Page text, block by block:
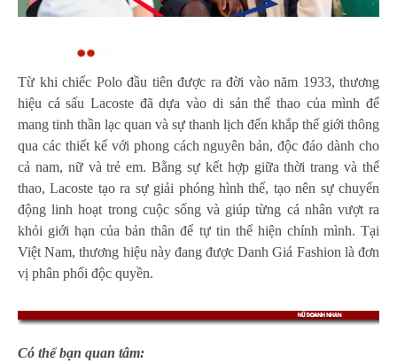
Từ khi chiếc Polo đầu tiên được ra đời vào năm 1933, thương
hiệu cá sấu Lacoste đã dựa vào di sản thể thao của mình để
mang tinh thần lạc quan và sự thanh lịch đến khắp thế giới thông
qua các thiết kế với phong cách nguyên bản, độc đáo dành cho
cả nam, nữ và trẻ em. Bằng sự kết hợp giữa thời trang và thể
thao, Lacoste tạo ra sự giải phóng hình thể, tạo nên sự chuyển
động linh hoạt trong cuộc sống và giúp từng cá nhân vượt ra
khỏi giới hạn của bản thân để tự tin thể hiện chính mình. Tại
Việt Nam, thương hiệu này đang được Danh Giá Fashion là đơn
vị phân phối độc quyền.
Có thể bạn quan tâm: